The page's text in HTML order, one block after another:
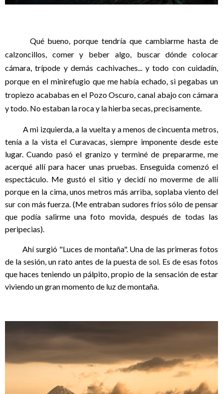
Qué bueno, porque tendría que cambiarme hasta de
calzoncillos, comer y beber algo, buscar dónde colocar
cámara, trípode y demás cachivaches... y todo con cuidadín,
porque en el minirefugio que me había echado, si pegabas un
tropiezo acababas en el Pozo Oscuro, canal abajo con cámara
y todo. No estaban la roca y la hierba secas, precisamente.
A mi izquierda, a la vuelta y a menos de cincuenta metros,
tenía a la vista el Curavacas, siempre imponente desde este
lugar. Cuando pasó el granizo y terminé de prepararme, me
acerqué allí para hacer unas pruebas. Enseguida comenzó el
espectáculo. Me gustó el sitio y decidí no moverme de allí
porque en la cima, unos metros más arriba, soplaba viento del
sur con más fuerza. (Me entraban sudores fríos sólo de pensar
que podía salirme una foto movida, después de todas las
peripecias).
Ahí surgió "Luces de montaña". Una de las primeras fotos
de la sesión, un rato antes de la puesta de sol. Es de esas fotos
que haces teniendo un pálpito, propio de la sensación de estar
viviendo un gran momento de luz de montaña.